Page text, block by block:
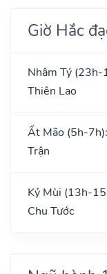
Giờ Hắc
Nhâm Tý (23h-
Thiên Lao
Ất Mão (5h-
Trận
Kỷ Mùi (13h-
Chu Tước